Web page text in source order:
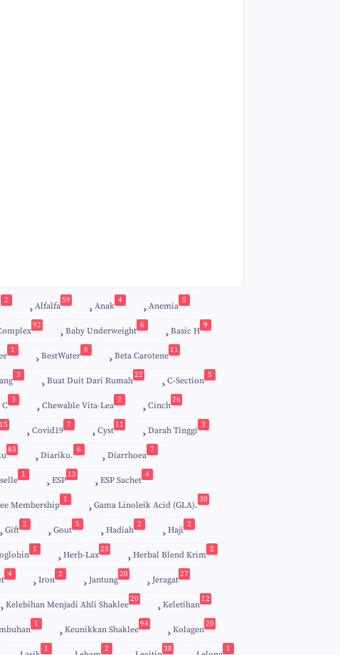
2
Alfalfa
59
Anak
4
Anemia
5
92
Baby Underweight
6
Basic H
9
1
BestWater
8
Beta Carotene
11
3
Buat Duit Dari Rumah
22
C-Section
5
3
Chewable Vita-Lea
2
Cinch
26
15
Covid19
7
Cyst
11
Darah Tinggi
3
85
Diariku.
6
Diarrhoea
7
1
ESP
13
ESP Sachet
4
Membership
1
Gama Linoleik Acid (GLA).
30
Gift
2
Gout
5
Hadiah
2
Haji
2
1
Herb-Lax
25
Herbal Blend Krim
2
4
Iron
2
Jantung
20
Jeragat
27
Kelebihan Menjadi Ahli Shaklee
20
Keletihan
12
1
Keunikkan Shaklee
94
Kolagen
20
1 2 38 1